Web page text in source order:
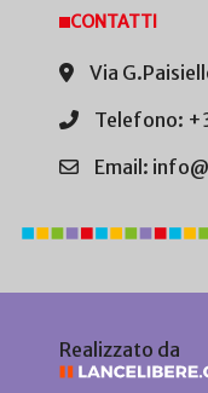
CONTATTI
Via
Telefono:
Email:
Realizzato da